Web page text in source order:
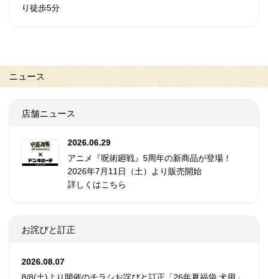
り徒歩5分
ニュース
店舗ニュース
2026.06.29
アニメ『呪術廻戦』5周年の新商品が登場！
2026年7月11日（土）より販売開始
詳しくはこちら
お詫びと訂正
2026.08.07